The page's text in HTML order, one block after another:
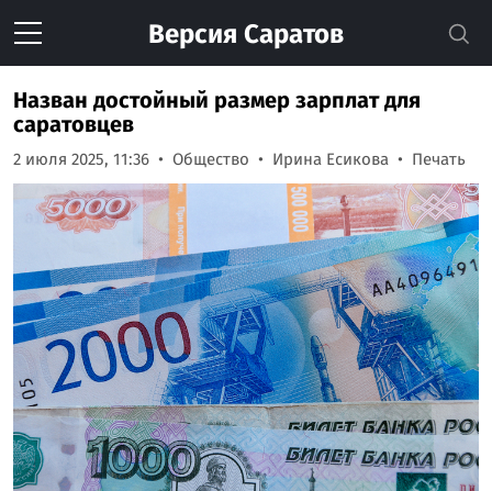
Версия Саратов
Назван достойный размер зарплат для
саратовцев
2 июля 2025, 11:36 Общество Ирина Есикова Печать